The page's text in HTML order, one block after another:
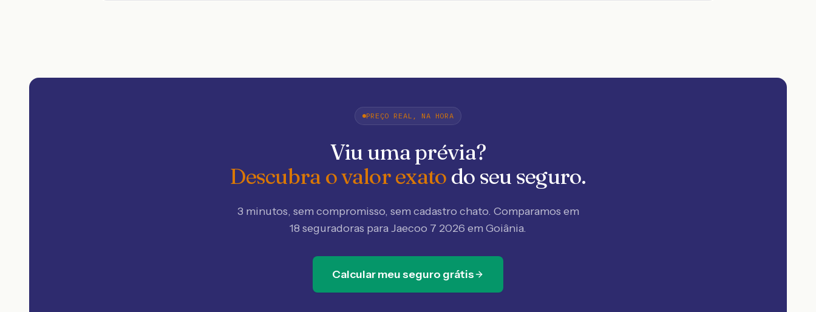
PREÇO REAL, NA HORA
Viu uma prévia?
Descubra o valor exato do seu seguro.
3 minutos, sem compromisso, sem cadastro chato. Comparamos em
18 seguradoras para Jaecoo 7 2026 em Goiânia.
Calcular meu seguro grátis